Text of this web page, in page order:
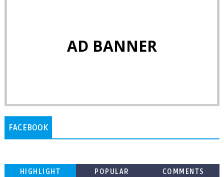
AD BANNER
FACEBOOK
HIGHLIGHT POPULAR COMMENTS